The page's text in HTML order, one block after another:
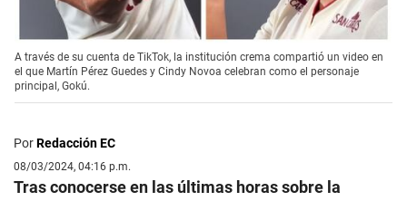
A través de su cuenta de TikTok, la institución crema compartió un video en
el que Martín Pérez Guedes y Cindy Novoa celebran como el personaje
principal, Gokú.
PorRedacción EC
08/03/2024, 04:16 p.m.
Tras conocerse en las últimas horas sobre la